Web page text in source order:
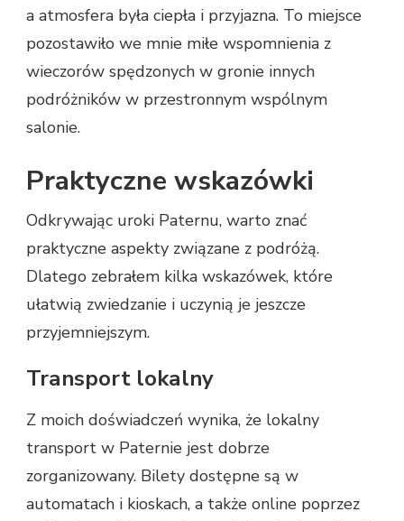
a atmosfera była ciepła i przyjazna. To miejsce
pozostawiło we mnie miłe wspomnienia z
wieczorów spędzonych w gronie innych
podróżników w przestronnym wspólnym
salonie.
Praktyczne wskazówki
Odkrywając uroki Paternu, warto znać
praktyczne aspekty związane z podróżą.
Dlatego zebrałem kilka wskazówek, które
ułatwią zwiedzanie i uczynią je jeszcze
przyjemniejszym.
Transport lokalny
Z moich doświadczeń wynika, że lokalny
transport w Paternie jest dobrze
zorganizowany. Bilety dostępne są w
automatach i kioskach, a także online poprzez